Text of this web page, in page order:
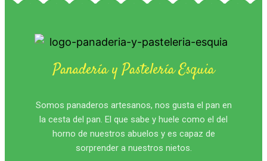
Panadería y Pastelería Esquia
Somos panaderos artesanos, nos gusta el pan en
la cesta del pan. El que sabe y huele como el del
horno de nuestros abuelos y es capaz de
sorprender a nuestros nietos.